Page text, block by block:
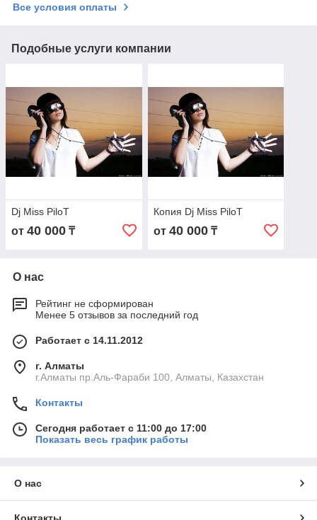
Все условия оплаты
Подобные услуги компании
Dj Miss PiloT
от 40 000 ₸
Копия Dj Miss PiloT
от 40 000₸
О нас
Рейтинг не сформирован
Менее 5 отзывов за последний год
Работает с 14.11.2012
г. Алматы
г.Алматы пр.Аль-Фараби 100, Алматы, Казахстан
Контакты
Сегодня работает с 11:00 до 17:00
Показать весь график работы
О нас